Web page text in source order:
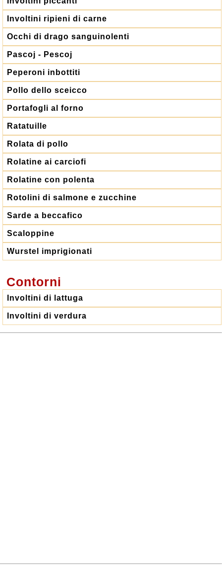
Involtini ripieni di carne
Occhi di drago sanguinolenti
Pascoj - Pescoj
Peperoni inbottiti
Pollo dello sceicco
Portafogli al forno
Ratatuille
Rolata di pollo
Rolatine ai carciofi
Rolatine con polenta
Rotolini di salmone e zucchine
Sarde a beccafico
Scaloppine
Wurstel imprigionati
Contorni
Involtini di lattuga
Involtini di verdura